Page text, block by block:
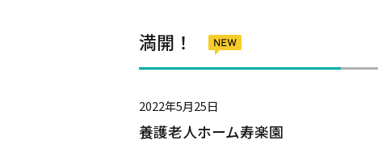
満開！
2022年5月25日
養護老人ホーム寿楽園